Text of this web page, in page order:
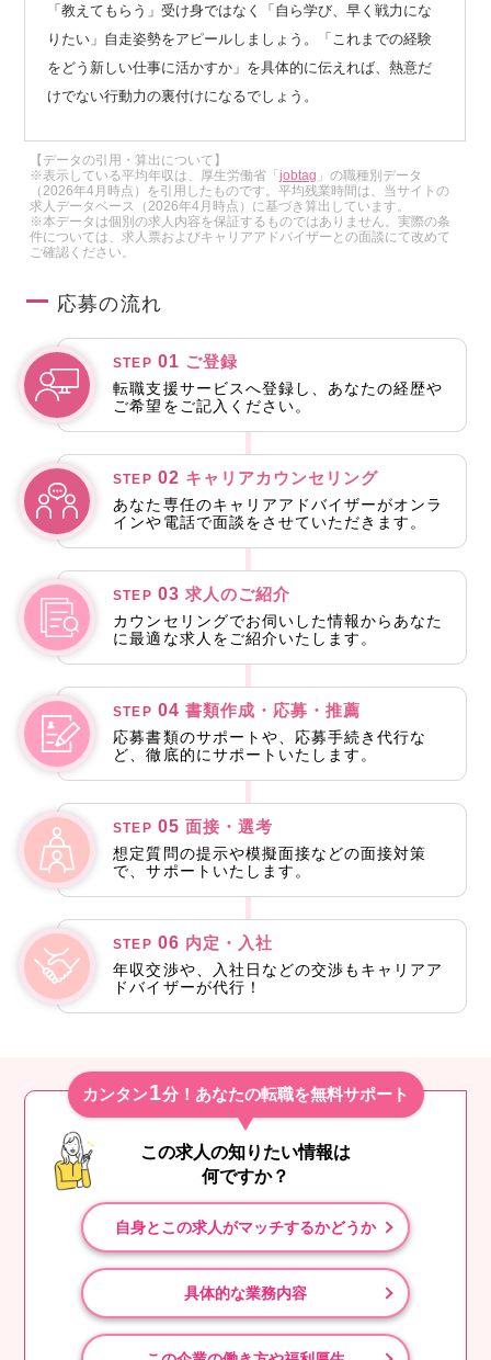
「教えてもらう」受け身ではなく「自ら学び、早く戦力にな
りたい」自走姿勢をアピールしましょう。「これまでの経験
をどう新しい仕事に活かすか」を具体的に伝えれば、熱意だ
けでない行動力の裏付けになるでしょう。
【データの引用・算出について】
※表示している平均年収は、厚生労働省「jobtag 」の職種別データ
（2026年4月時点）を引用したものです。平均残業時間は、当サイトの
求人データベース（2026年4月時点）に基づき算出しています。
※本データは個別の求人内容を保証するものではありません。実際の条
件については、求人票およびキャリアアドバイザーとの面談にて改めて
ご確認ください。
応募の流れ
STEP 01 ご登録
転職支援サービスへ登録し、あなたの経歴や
ご希望をご記入ください。
STEP 02 キャリアカウンセリング
あなた専任のキャリアアドバイザーがオンラ
インや電話で面談をさせていただきます。
STEP 03 求人のご紹介
カウンセリングでお伺いした情報からあなた
に最適な求人をご紹介いたします。
STEP 04 書類作成・応募・推薦
応募書類のサポートや、応募手続き代行な
ど、徹底的にサポートいたします。
STEP 05 面接・選考
想定質問の提示や模擬面接などの面接対策
で、サポートいたします。
STEP 06 内定・入社
年収交渉や、入社日などの交渉もキャリアア
ドバイザーが代行！
カンタン1分！あなたの転職を無料サポート
この求人の知りたい情報は
何ですか？
自身とこの求人がマッチするかどうか
具体的な業務内容